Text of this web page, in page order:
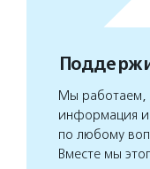
Мы работаем,
информация и
по любому
Вместе мы